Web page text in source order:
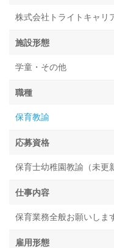
株式会社トライトキャリ
施設形態
学童・その他
職種
保育教諭
応募資格
保育士幼稚園教諭（未更
仕事内容
保育業務全般お願いしま
雇用形態